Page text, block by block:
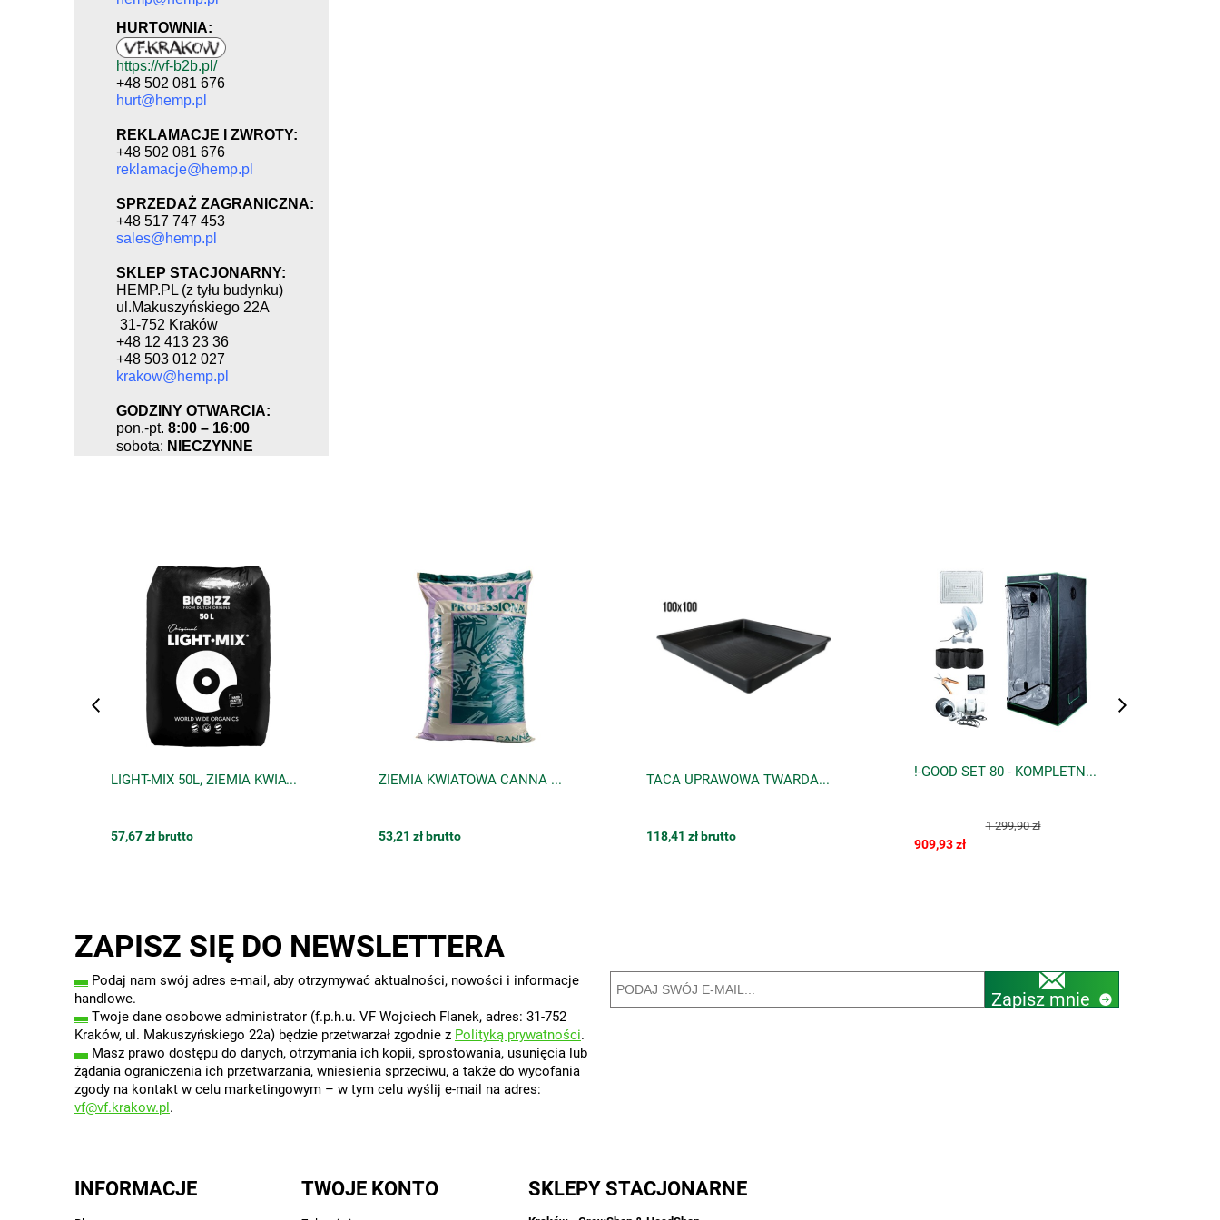
HURTOWNIA:
https://vf-b2b.pl/
+48 502 081 676
hurt@hemp.pl
REKLAMACJE I ZWROTY:
+48 502 081 676
reklamacje@hemp.pl
SPRZEDAŻ ZAGRANICZNA:
+48 517 747 453
sales@hemp.pl
SKLEP STACJONARNY:
HEMP.PL (z tyłu budynku)
ul.Makuszyńskiego 22A
31-752 Kraków
+48 12 413 23 36
+48 503 012 027
krakow@hemp.pl
GODZINY OTWARCIA:
pon.-pt. 8:00 – 16:00
sobota: NIECZYNNE
LIGHT-MIX 50L, ZIEMIA KWIATOWA, pH 6.2, EC 1,2. BIOBIZZ, 1 paleta=65 worków lightmix
57,67 zł brutto
ZIEMIA KWIATOWA CANNA TERRA PROFESSIONAL 50L, 1 paleta=60 worków
53,21 zł brutto
TACA UPRAWOWA TWARDA - 100x100 x h12, VF KRAKÓW, garland, TACKA
118,41 zł brutto
!-GOOD SET 80 - KOMPLETNY ZESTAW DO UPRAWY ROŚLIN - 80x80xh180cm, LED 200W + NIEZBĘDNE AKCESORIA
1 299,90 zł
909,93 zł
ZAPISZ SIĘ DO NEWSLETTERA
▬ Podaj nam swój adres e-mail, aby otrzymywać aktualności, nowości i informacje
handlowe.
▬ Twoje dane osobowe administrator (f.p.h.u. VF Wojciech Flanek, adres: 31-752
Kraków, ul. Makuszyńskiego 22a) będzie przetwarzał zgodnie z Polityką prywatności.
▬ Masz prawo dostępu do danych, otrzymania ich kopii, sprostowania, usunięcia lub
żądania ograniczenia ich przetwarzania, wniesienia sprzeciwu, a także do wycofania
zgody na kontakt w celu marketingowym – w tym celu wyślij e-mail na adres:
vf@vf.krakow.pl.
Zapisz mnie
INFORMACJE TWOJE KONTO SKLEPY STACJONARNE